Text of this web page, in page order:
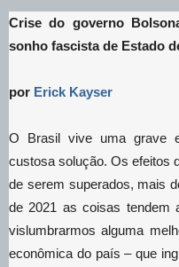
Crise do governo
sonho fascista de Estado
por Erick Kayser
O Brasil vive uma grave
custosa solução. Os efeitos
de serem superados, mais
de 2021 as coisas tendem
vislumbrarmos alguma
econômica do país – que